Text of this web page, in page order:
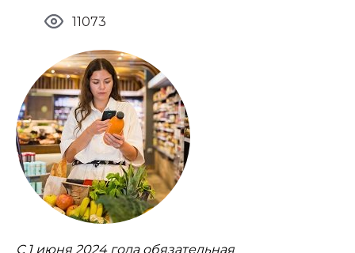
11073
С 1 июня 2024 года обязательная